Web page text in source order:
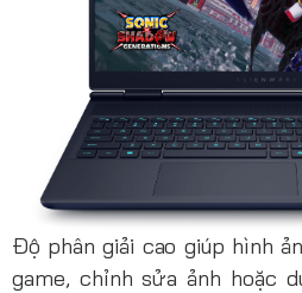
Độ phân giải cao giúp hình
game, chỉnh sửa ảnh hoặc